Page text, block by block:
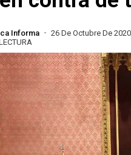
Informa
26 De Octubre De 2020